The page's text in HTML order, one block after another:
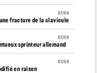
07/08
fracture de la clavicule
07/08
sprinteur allemand
07/08
en raison